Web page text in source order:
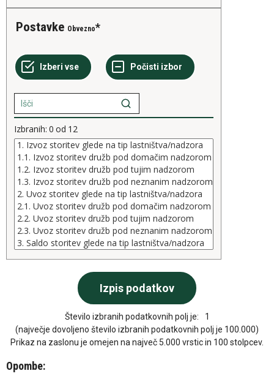
Postavke Obvezno
Izbranih: 0 od 12
Število izbranih podatkovnih polj je:
1
(največje dovoljeno število izbranih podatkovnih polj je 100.000)
Prikaz na zaslonu je omejen na največ 5.000 vrstic in 100 stolpcev.
Opombe: